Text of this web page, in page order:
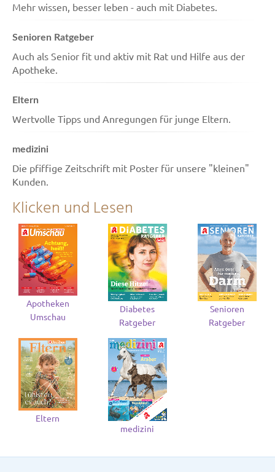
Mehr wissen, besser leben - auch mit Diabetes.
Senioren Ratgeber
Auch als Senior fit und aktiv mit Rat und Hilfe aus der
Apotheke.
Eltern
Wertvolle Tipps und Anregungen für junge Eltern.
medizini
Die pfiffige Zeitschrift mit Poster für unsere "kleinen"
Kunden.
Klicken und Lesen
Apotheken
Umschau
Diabetes
Ratgeber
Senioren
Ratgeber
Eltern
medizini